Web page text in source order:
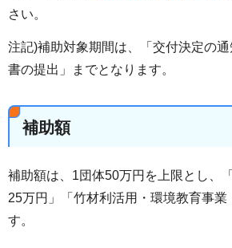
さい。
注記)補助対象期間は、「交付決定の
書の提出」までとなります。
補助額
補助額は、1団体50万円を上限とし、
25万円」「竹材利活用・環境教育事
す。